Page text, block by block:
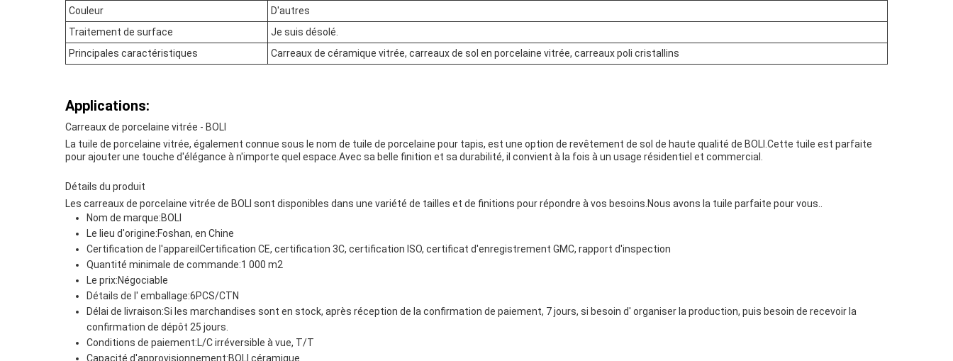
Couleur
D'autres
Traitement de surface
Je suis désolé.
Principales caractéristiques
Carreaux de céramique vitrée, carreaux de sol en porcelaine vitrée, carreaux poli cristallins
Applications:
Carreaux de porcelaine vitrée - BOLI
La tuile de porcelaine vitrée, également connue sous le nom de tuile de porcelaine pour tapis, est une option de revêtement de sol de haute qualité de BOLI.Cette tuile est parfaite
pour ajouter une touche d'élégance à n'importe quel espace.Avec sa belle finition et sa durabilité, il convient à la fois à un usage résidentiel et commercial.
Détails du produit
Les carreaux de porcelaine vitrée de BOLI sont disponibles dans une variété de tailles et de finitions pour répondre à vos besoins.Nous avons la tuile parfaite pour vous..
Nom de marque:BOLI
Le lieu d'origine:Foshan, en Chine
Certification de l'appareil Certification CE, certification 3C, certification ISO, certificat d'enregistrement GMC, rapport d'inspection
Quantité minimale de commande:1 000 m2
Le prix:Négociable
Détails de l' emballage:6PCS/CTN
Délai de livraison:Si les marchandises sont en stock, après réception de la confirmation de paiement, 7 jours, si besoin d' organiser la production, puis besoin de recevoir la
confirmation de dépôt 25 jours.
Conditions de paiement:L/C irréversible à vue, T/T
Capacité d'approvisionnement:BOLI céramique